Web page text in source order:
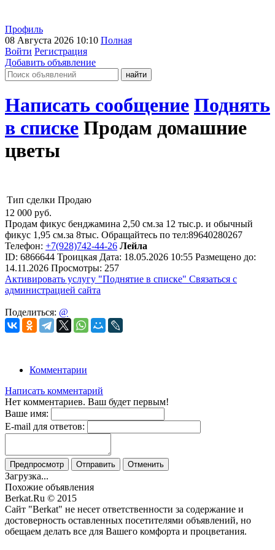
Профиль
08 Августа 2026 10:10 Полная
Войти Регистрация
Добавить объявление
Написать сообщение Поднять
в списке Продам домашние
цветы
Тип сделки Продаю
12 000 руб.
Продам фикус бенджамина 2,50 см.за 12 тыс.р. и обычный
фикус 1,95 см.за 8тыс. Обращайтесь по тел:89640280267
Телефон: +7(928)742-44-26 Лейла
ID: 6866644 Троицкая Дата: 18.05.2026 10:55 Размещено до:
14.11.2026 Просмотры: 257
Активировать услугу "Поднятие в списке" Связаться с
администрацией сайта
Поделиться: @
Комментарии
Написать комментарий
Нет комментариев. Ваш будет первым!
Ваше имя:
E-mail для ответов:
Предпросмотр Отправить Отменить
Загрузка...
Похожие объявления
Berkat.Ru © 2015
Сайт "Berkat" не несет ответственности за содержание и
достоверность оставленных посетителями объявлений, но
обещаем делать все для Вашего комфорта и процветания.